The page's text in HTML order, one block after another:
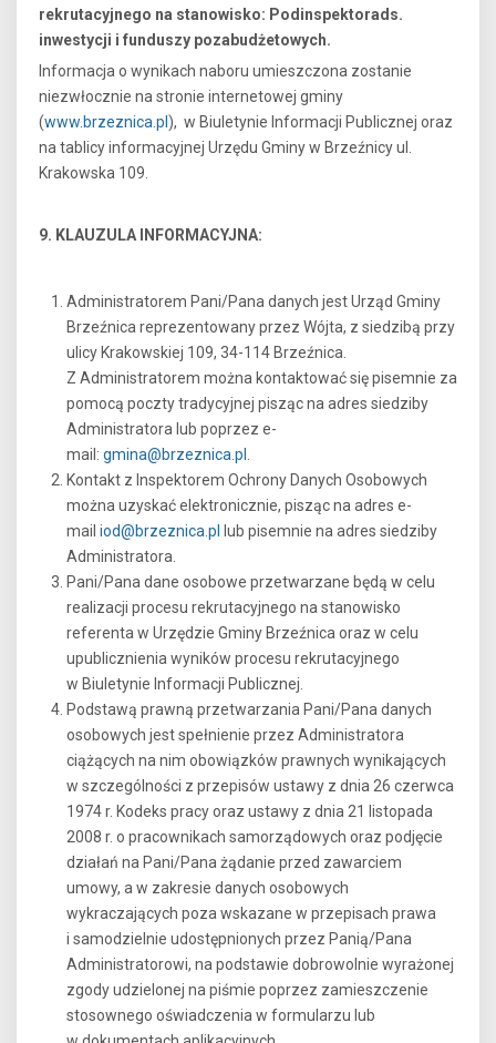
rekrutacyjnego na stanowisko: Podinspektorads.
inwestycji i funduszy pozabudżetowych.
Informacja o wynikach naboru umieszczona zostanie
niezwłocznie na stronie internetowej gminy
(www.brzeznica.pl ), w Biuletynie Informacji Publicznej oraz
na tablicy informacyjnej Urzędu Gminy w Brzeźnicy ul.
Krakowska 109.
9. KLAUZULA INFORMACYJNA:
Administratorem Pani/Pana danych jest Urząd Gminy
Brzeźnica reprezentowany przez Wójta, z siedzibą przy
ulicy Krakowskiej 109, 34-114 Brzeźnica.
Z Administratorem można kontaktować się pisemnie za
pomocą poczty tradycyjnej pisząc na adres siedziby
Administratora lub poprzez e-
mail: gmina@brzeznica.pl
Kontakt z Inspektorem Ochrony Danych Osobowych
można uzyskać elektronicznie, pisząc na adres e-
mail iod@brzeznica.pl
lub pisemnie na adres siedziby
Administratora.
Pani/Pana dane osobowe przetwarzane będą w celu
realizacji procesu rekrutacyjnego na stanowisko
referenta w Urzędzie Gminy Brzeźnica oraz w celu
upublicznienia wyników procesu rekrutacyjnego
w Biuletynie Informacji Publicznej.
Podstawą prawną przetwarzania Pani/Pana danych
osobowych jest spełnienie przez Administratora
ciążących na nim obowiązków prawnych wynikających
w szczególności z przepisów ustawy z dnia 26 czerwca
1974 r. Kodeks pracy oraz ustawy z dnia 21 listopada
2008 r. o pracownikach samorządowych oraz podjęcie
działań na Pani/Pana żądanie przed zawarciem
umowy, a w zakresie danych osobowych
wykraczających poza wskazane w przepisach prawa
i samodzielnie udostępnionych przez Panią/Pana
Administratorowi, na podstawie dobrowolnie wyrażonej
zgody udzielonej na piśmie poprzez zamieszczenie
stosownego oświadczenia w formularzu lub